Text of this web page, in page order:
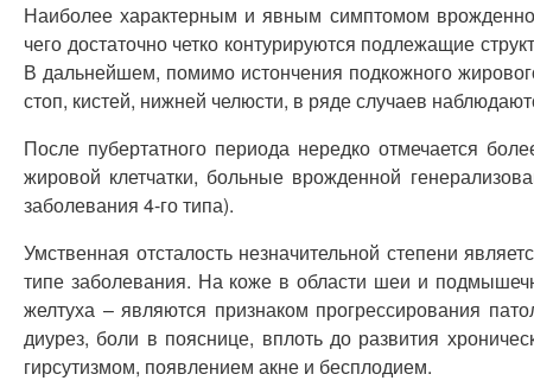
Наиболее характерным и явным симптомом
чего достаточно четко контурируются подлежащие
В дальнейшем, помимо истончения подкожного
стоп, кистей, нижней челюсти, в ряде случаев
После пубертатного периода нередко отмечается
жировой клетчатки, больные врожденной
заболевания 4-го типа).
Умственная отсталость незначительной степени
типе заболевания. На коже в области шеи и
желтуха – являются признаком прогрессирования
диурез, боли в пояснице, вплоть до развития
гирсутизмом, появлением акне и бесплодием.